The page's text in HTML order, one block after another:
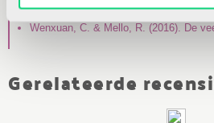
mij, ben jij. Wielsbeke, BE: De
Wenxuan, C. & Mello, R. (2016). De
Gerelateerde